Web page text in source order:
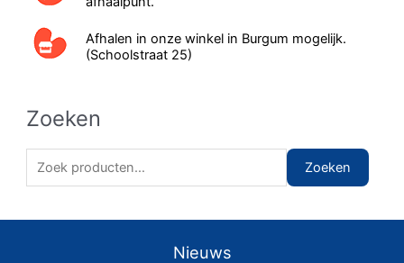
Afhalen in onze winkel in Burgum mogelijk.
(Schoolstraat 25)
Zoeken
o
Zoeken
Nieuws